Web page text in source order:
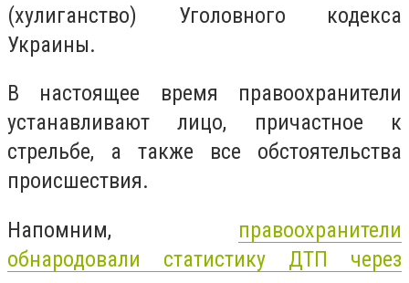
(хулиганство) Уголовного кодекса
Украины.
В настоящее время правоохранители
устанавливают лицо, причастное к
стрельбе, а также все обстоятельства
происшествия.
Напомним, правоохранители
обнародовали статистику ДТП через